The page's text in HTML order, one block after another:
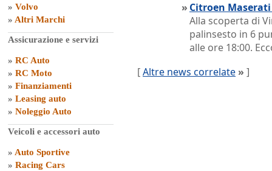
» Volvo
» Altri Marchi
Assicurazione e servizi
» RC Auto
» RC Moto
» Finanziamenti
» Leasing auto
» Noleggio Auto
Veicoli e accessori auto
» Auto Sportive
» Racing Cars
» Citroen
Alla scoperta di
palinsesto in 6
alle ore 18:00.
[Altre news correlate » ]